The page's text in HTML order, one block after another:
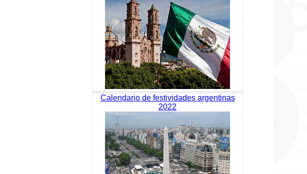
Calendario de festividades argentinas
2022